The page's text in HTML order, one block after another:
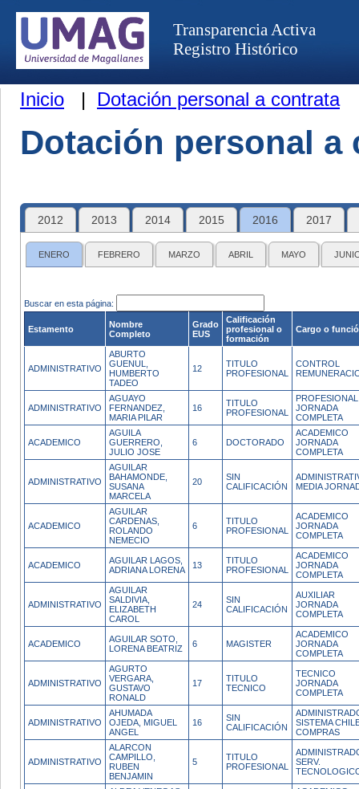
Transparencia Activa
Registro Histórico
Inicio | Dotación personal a contrata
Dotación personal a
2012 2013 2014 2015 2016 2017
ENERO FEBRERO MARZO ABRIL MAYO
Buscar en esta página:
Estamento
Nombre
Completo
Grado
EUS
Calificación
profesional o
formación
Cargo o
ADMINISTRATIVO
ABURTO
GUENUL,
HUMBERTO
TADEO
12
TITULO
PROFESIONAL
CONTROL
ADMINISTRATIVO
AGUAYO
FERNANDEZ,
MARIA PILAR
16
TITULO
PROFESIONAL
PROFESIONAL
JORNADA
COMPLETA
ACADEMICO
AGUILA
GUERRERO,
JULIO JOSE
6 DOCTORADO
ACADEMICO
JORNADA
COMPLETA
ADMINISTRATIVO
AGUILAR
BAHAMONDE,
SUSANA
MARCELA
20
SIN
CALIFICACIÓN
MEDIA
ACADEMICO
AGUILAR
CARDENAS,
ROLANDO
NEMECIO
6
TITULO
PROFESIONAL
ACADEMICO
JORNADA
COMPLETA
ACADEMICO
AGUILAR LAGOS,
ADRIANA LORENA
13
TITULO
PROFESIONAL
ACADEMICO
JORNADA
COMPLETA
ADMINISTRATIVO
AGUILAR
SALDIVIA,
ELIZABETH
CAROL
24
SIN
CALIFICACIÓN
AUXILIAR
JORNADA
COMPLETA
ACADEMICO
AGUILAR SOTO,
LORENA BEATRIZ
6 MAGISTER
ACADEMICO
JORNADA
COMPLETA
ADMINISTRATIVO
AGURTO
VERGARA,
GUSTAVO
RONALD
17
TITULO
TECNICO
TECNICO
JORNADA
COMPLETA
ADMINISTRATIVO
AHUMADA
OJEDA, MIGUEL
ANGEL
16
SIN
CALIFICACIÓN
SISTEMA
COMPRAS
ADMINISTRATIVO
ALARCON
CAMPILLO,
RUBEN
BENJAMIN
5
TITULO
PROFESIONAL
SERV.